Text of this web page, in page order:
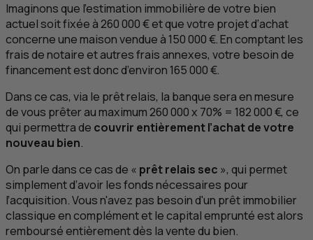
Imaginons que l’estimation immobilière de votre bien
actuel soit fixée à 260 000 € et que votre projet d’achat
concerne une maison vendue à 150 000 €. En comptant les
frais de notaire et autres frais annexes, votre besoin de
financement est donc d’environ 165 000 €.
Dans ce cas, via le prêt relais, la banque sera en mesure
de vous prêter au maximum 260 000 x 70% = 182 000 €, ce
qui permettra de couvrir entièrement l’achat de votre
nouveau bien.
On parle dans ce cas de « prêt relais sec », qui permet
simplement d’avoir les fonds nécessaires pour
l’acquisition. Vous n'avez pas besoin d'un prêt immobilier
classique en complément et le capital emprunté est alors
remboursé entièrement dès la vente du bien.